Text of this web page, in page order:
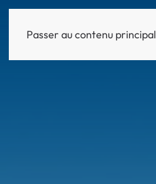
Passer au contenu principal